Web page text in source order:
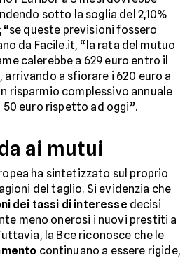
sotto la soglia del 2,10%
“se queste previsioni fossero
da Facile.it, “la rata del mutuo
calerebbe a 629 euro entro il
arrivando a sfiorare i 620 euro a
risparmio complessivo annuale
euro rispetto ad oggi”.
ai mutui
ha sintetizzato sul proprio
del taglio. Si evidenzia che
dei tassi di interesse decisi
meno onerosi i nuovi prestiti a
la Bce riconosce che le
continuano a essere rigide,